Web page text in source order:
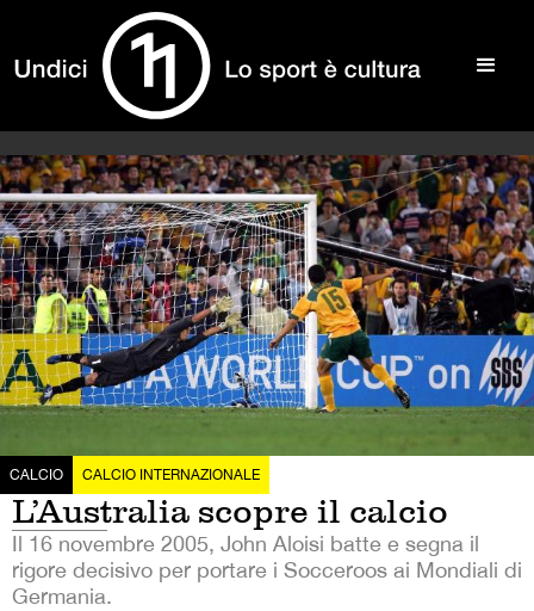
CALCIO CALCIO INTERNAZIONALE
L’Australia scopre il calcio
Il 16 novembre 2005, John Aloisi batte e segna il
rigore decisivo per portare i Socceroos ai Mondiali di
Germania.